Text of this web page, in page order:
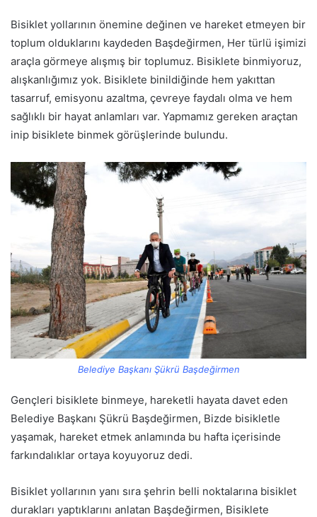
Bisiklet yollarının önemine değinen ve hareket etmeyen bir
toplum olduklarını kaydeden Başdeğirmen, Her türlü işimizi
araçla görmeye alışmış bir toplumuz. Bisiklete binmiyoruz,
alışkanlığımız yok. Bisiklete binildiğinde hem yakıttan
tasarruf, emisyonu azaltma, çevreye faydalı olma ve hem
sağlıklı bir hayat anlamları var. Yapmamız gereken araçtan
inip bisiklete binmek görüşlerinde bulundu.
Belediye Başkanı Şükrü Başdeğirmen
Gençleri bisiklete binmeye, hareketli hayata davet eden
Belediye Başkanı Şükrü Başdeğirmen, Bizde bisikletle
yaşamak, hareket etmek anlamında bu hafta içerisinde
farkındalıklar ortaya koyuyoruz dedi.
Bisiklet yollarının yanı sıra şehrin belli noktalarına bisiklet
durakları yaptıklarını anlatan Başdeğirmen, Bisiklete